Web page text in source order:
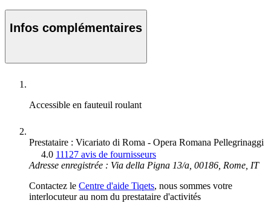
Infos complémentaires
Accessible en fauteuil roulant
Prestataire : Vicariato di Roma - Opera Romana Pellegrinaggi
4.0 11127 avis de fournisseurs
Adresse enregistrée : Via della Pigna 13/a, 00186, Rome, IT
Contactez le Centre d'aide Tiqets, nous sommes votre
interlocuteur au nom du prestataire d'activités